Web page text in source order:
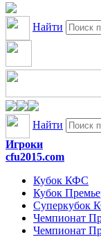
Найти
Найти
Игроки
cfu2015.com
Кубок КФС
Кубок
Суперкубок
Чемпионат
Чемпионат